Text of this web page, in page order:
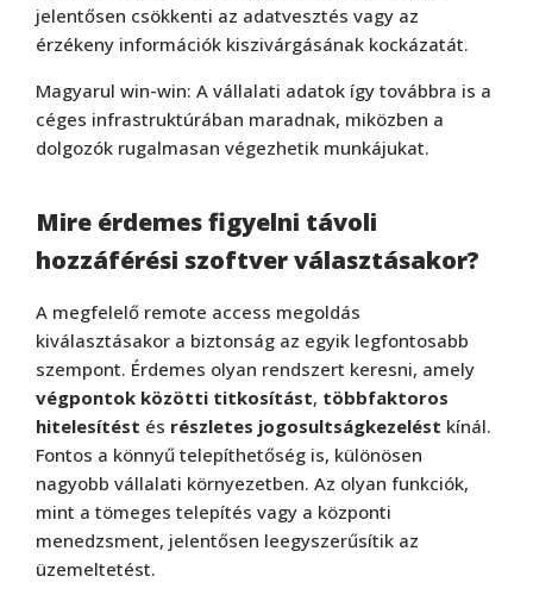
jelentősen csökkenti az adatvesztés vagy az
érzékeny információk kiszivárgásának kockázatát.
Magyarul win-win: A vállalati adatok így továbbra is a
céges infrastruktúrában maradnak, miközben a
dolgozók rugalmasan végezhetik munkájukat.
Mire érdemes figyelni távoli
hozzáférési szoftver választásakor?
A megfelelő remote access megoldás
kiválasztásakor a biztonság az egyik legfontosabb
szempont. Érdemes olyan rendszert keresni, amely
végpontok közötti titkosítást, többfaktoros
hitelesítést és részletes jogosultságkezelést kínál.
Fontos a könnyű telepíthetőség is, különösen
nagyobb vállalati környezetben. Az olyan funkciók,
mint a tömeges telepítés vagy a központi
menedzsment, jelentősen leegyszerűsítik az
üzemeltetést.